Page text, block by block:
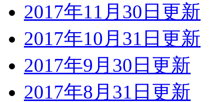
2017年11月30日更新
2017年10月31日更新
2017年9月30日更新
2017年8月31日更新